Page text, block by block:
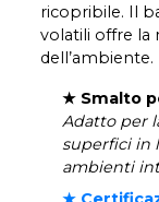
ricopribile. Il
volatili offre la
dell’ambiente.
★ Smalto
Adatto per
superfici in
ambienti